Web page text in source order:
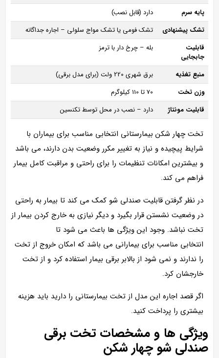
پایه سرم
دارد (قابل نصب)
تشک پیشنهادی
تشک فومی یا تشک مواج سلولی – اجاره جداگانه
قابلیت
جابجایی
بله – چرخ‌ دار با ترمز
منبع تغذیه
برق شهری 220 ولت (برای مدل برقی)
وزن تخت
70 تا 110 کیلوگرم
قابلیت مونتاژ
دارد – نصب در محل توسط تکنسین
تخت چهار شکن بیمارستانی انتخابی مناسب برای بیماران با
شرایط پیچیده و نیاز به تغییر مکرر وضعیت بدن دارند، می باشد
و بیشترین امکانات تنظیمات را برای راحتی و مراقبت کامل بیمار
فراهم می‌ کند.
در نظر گرفتن قابلیت صندلی شو کمک می کند تا بیمار به راحتی
در وضعیت نشستن قرار بگیرد و دیگر نیازی به خارج کردن بیمار از
تخت نباشد. وجود این ویژگی ها باعث می شود تا
انتخابی مناسب برای بیمارانی می باشد که امکان خروج از تخت
را ندارند و نمی شود از بالابر برقی بیمار استفاده کرد و از تخت
خارجشان کرد.
اگر قصد اجاره این مدل از تخت بیمارستانی را دارید باید هزینه
بیشتری را پرداخت کنید.
ویژگی ها و مشخصات تخت برقی
صندلی شو چهار شکن